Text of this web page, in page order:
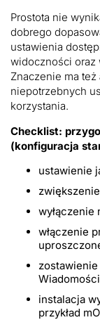
Prostota nie
dobrego
ustawienia
widoczności oraz
Znaczenie ma też
niepotrzebnych
korzystania.
Checklist:
(konfiguracja
ustawienie
wyłączenie
włączenie
instalacja
przykład